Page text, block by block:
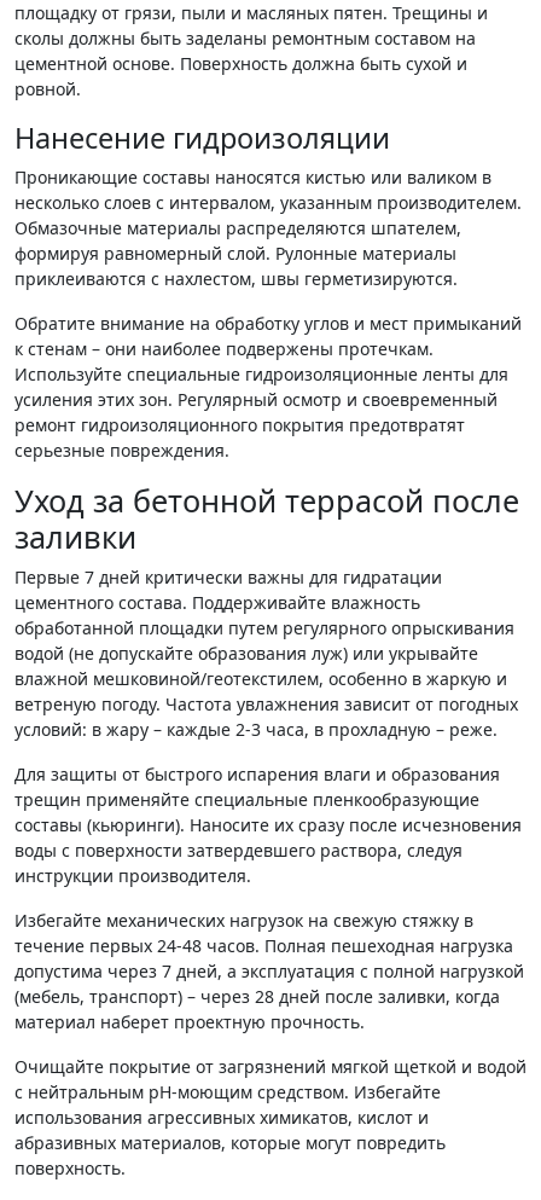
площадку от грязи, пыли и масляных пятен. Трещины и
сколы должны быть заделаны ремонтным составом на
цементной основе. Поверхность должна быть сухой и
ровной.
Нанесение гидроизоляции
Проникающие составы наносятся кистью или валиком в
несколько слоев с интервалом, указанным производителем.
Обмазочные материалы распределяются шпателем,
формируя равномерный слой. Рулонные материалы
приклеиваются с нахлестом, швы герметизируются.
Обратите внимание на обработку углов и мест примыканий
к стенам – они наиболее подвержены протечкам.
Используйте специальные гидроизоляционные ленты для
усиления этих зон. Регулярный осмотр и своевременный
ремонт гидроизоляционного покрытия предотвратят
серьезные повреждения.
Уход за бетонной террасой после
заливки
Первые 7 дней критически важны для гидратации
цементного состава. Поддерживайте влажность
обработанной площадки путем регулярного опрыскивания
водой (не допускайте образования луж) или укрывайте
влажной мешковиной/геотекстилем, особенно в жаркую и
ветреную погоду. Частота увлажнения зависит от погодных
условий: в жару – каждые 2-3 часа, в прохладную – реже.
Для защиты от быстрого испарения влаги и образования
трещин применяйте специальные пленкообразующие
составы (кьюринги). Наносите их сразу после исчезновения
воды с поверхности затвердевшего раствора, следуя
инструкции производителя.
Избегайте механических нагрузок на свежую стяжку в
течение первых 24-48 часов. Полная пешеходная нагрузка
допустима через 7 дней, а эксплуатация с полной нагрузкой
(мебель, транспорт) – через 28 дней после заливки, когда
материал наберет проектную прочность.
Очищайте покрытие от загрязнений мягкой щеткой и водой
с нейтральным pH-моющим средством. Избегайте
использования агрессивных химикатов, кислот и
абразивных материалов, которые могут повредить
поверхность.